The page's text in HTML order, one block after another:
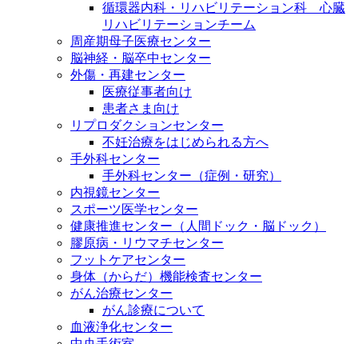
循環器内科・リハビリテーション科 心臓
リハビリテーションチーム
周産期母子医療センター
脳神経・脳卒中センター
外傷・再建センター
医療従事者向け
患者さま向け
リプロダクションセンター
不妊治療をはじめられる方へ
手外科センター
手外科センター（症例・研究）
内視鏡センター
スポーツ医学センター
健康推進センター（人間ドック・脳ドック）
膠原病・リウマチセンター
フットケアセンター
身体（からだ）機能検査センター
がん治療センター
がん診療について
血液浄化センター